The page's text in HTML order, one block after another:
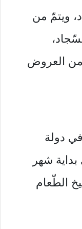
ويتمّ من
من العروض
دولة
شهر
الطّعام